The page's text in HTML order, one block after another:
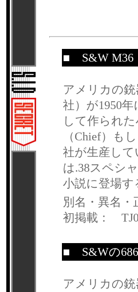
■ S&W M36
アメリカの
社）が1950
して作られ
（Chief）も
社が生産し
は.38スペシ
小説に登場
別名・異名
初掲載：
■ S&Wの686
アメリカの